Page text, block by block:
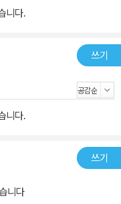
되지 않았고, 이후 포드 대
장, 부재, 그리고 수정의 측
의 특성을 함께 고찰하는 ‘주
. 6장은 1990년
변수를 재검토하고 있다.
는 1990년대 후반과 마찬
다만, 과거 자민당 내 존재하
년에는 더 이상 찾아보기 어
권기 자민당 내 다양성의 부
니다.
쓰기
니다.
쓰기
니다